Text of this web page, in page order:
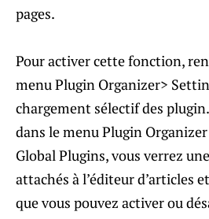
pages.
Pour activer cette fonction,
menu Plugin Organizer>
chargement sélectif des
dans le menu Plugin
Global Plugins, vous verrez
attachés à l’éditeur d’articles
que vous pouvez activer ou